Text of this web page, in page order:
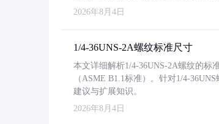
2026年8月4日
1/4-36UNS-2A螺纹标准尺寸
本文详细解析1/4-36UNS-2A螺纹的标
（ASME B1.1标准）。针对1/4-
建议与扩展知识。
2026年8月4日